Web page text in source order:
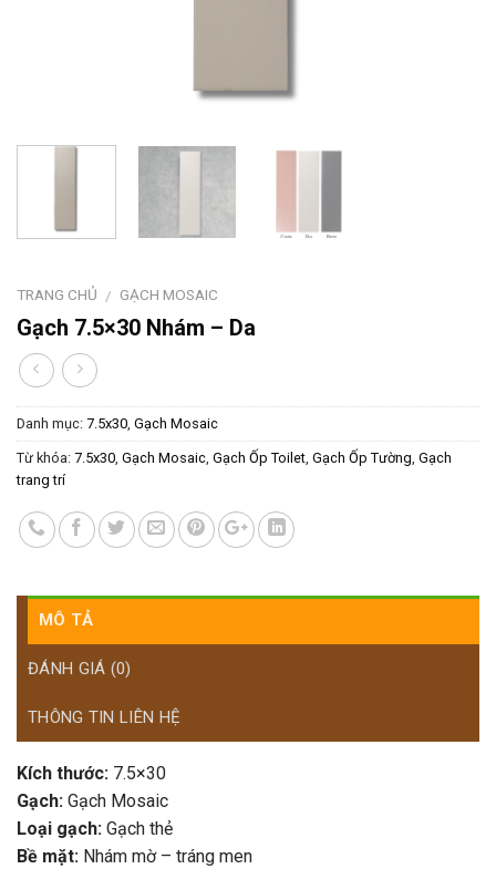
TRANG CHỦ / GẠCH MOSAIC
Gạch 7.5×30 Nhám – Da
Danh mục: 7.5x30, Gạch Mosaic
Từ khóa: 7.5x30, Gạch Mosaic, Gạch Ốp Toilet, Gạch Ốp Tường, Gạch
trang trí
MÔ TẢ
ĐÁNH GIÁ (0)
THÔNG TIN LIÊN HỆ
Kích thước: 7.5×30
Gạch: Gạch Mosaic
Loại gạch: Gạch thẻ
Bề mặt: Nhám mờ – tráng men